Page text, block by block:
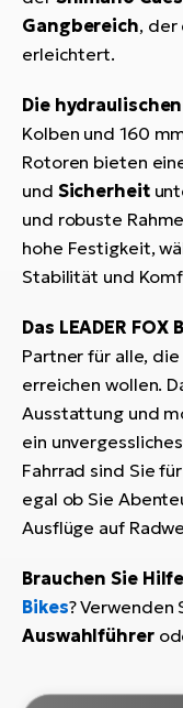
Gangbereich, der
erleichtert.
Die
Kolben und 160
Rotoren bieten
und Sicherheit
und robuste
hohe Festigkeit,
Stabilität und
Das LEADER
Partner für alle,
erreichen wollen.
Ausstattung und
ein
Fahrrad sind Sie
egal ob Sie
Ausflüge auf
Brauchen Sie Hilfe
Bikes? Verwenden
Auswahlführer